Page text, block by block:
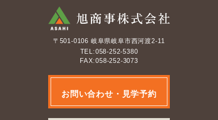
〒501-0106 岐阜県岐阜市西河渡2-11
TEL:058-252-5380
FAX:058-252-3073
お問い合わせ・見学予約